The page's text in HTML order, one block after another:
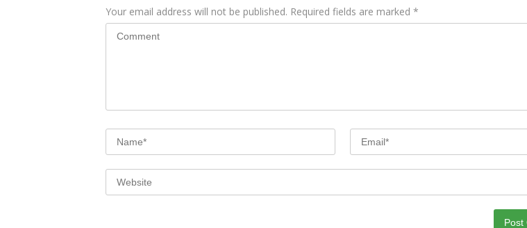
Your email address will not be published. Required fields are marked *